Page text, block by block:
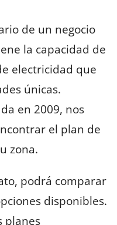
de un negocio
la capacidad de
electricidad que
únicas.
en 2009, nos
el plan de
zona.
podrá comparar
disponibles.
planes